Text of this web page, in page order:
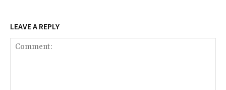
LEAVE A REPLY